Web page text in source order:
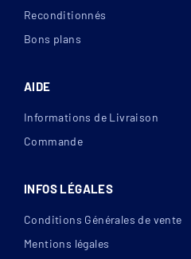
Reconditionnés
Bons plans
AIDE
Informations de Livraison
Commande
INFOS LÉGALES
Conditions Générales de vente
Mentions légales